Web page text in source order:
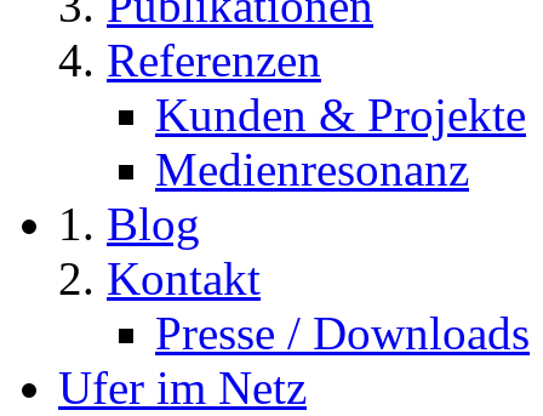
Referenzen
Kunden & Projekte
Medienresonanz
Blog
Kontakt
Presse / Downloads
Ufer im Netz